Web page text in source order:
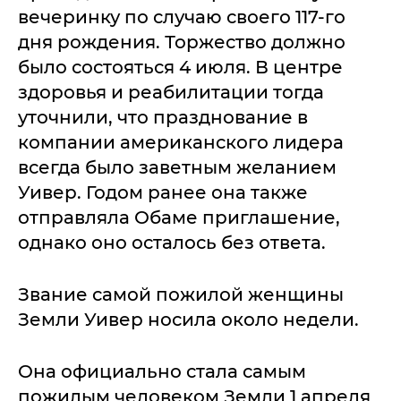
вечеринку по случаю своего 117-го
дня рождения. Торжество должно
было состояться 4 июля. В центре
здоровья и реабилитации тогда
уточнили, что празднование в
компании американского лидера
всегда было заветным желанием
Уивер. Годом ранее она также
отправляла Обаме приглашение,
однако оно осталось без ответа.
Звание самой пожилой женщины
Земли Уивер носила около недели.
Она официально стала самым
пожилым человеком Земли 1 апреля